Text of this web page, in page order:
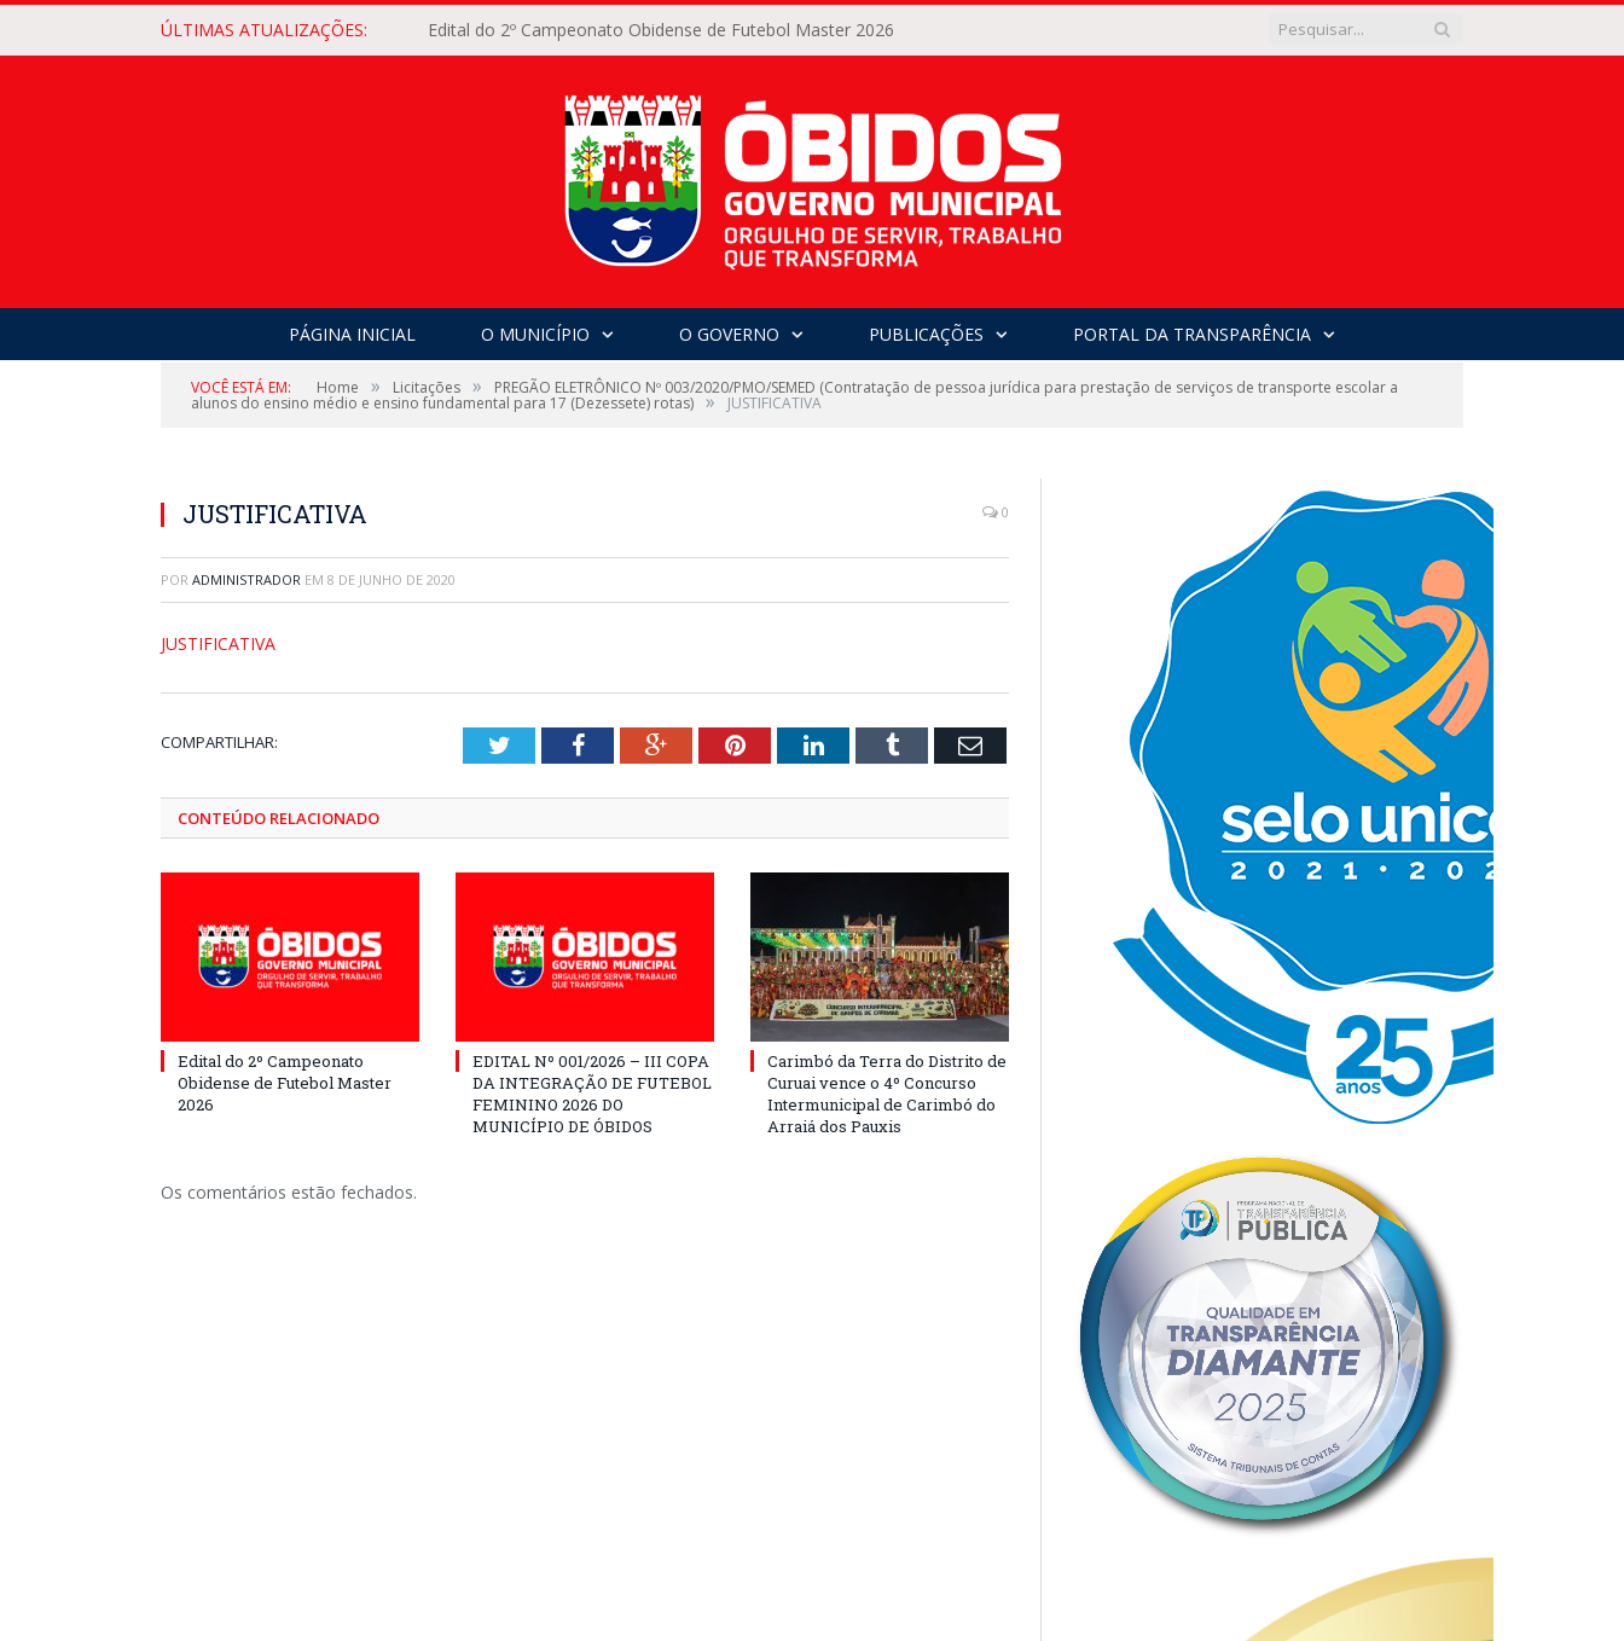
ÚLTIMAS ATUALIZAÇÕES: Edital do 2º Campeonato Obidense de Futebol Master 2026
PÁGINA INICIAL O MUNICÍPIO O GOVERNO PUBLICAÇÕES PORTAL DA TRANSPARÊNCIA
VOCÊ ESTÁ EM: Home » Licitações » PREGÃO ELETRÔNICO Nº 003/2020/PMO/SEMED (Contratação de pessoa jurídica para prestação de serviços de transporte escolar a
alunos do ensino médio e ensino fundamental para 17 (Dezessete) rotas) » JUSTIFICATIVA
JUSTIFICATIVA 0
POR ADMINISTRADOR EM 8 DE JUNHO DE 2020
JUSTIFICATIVA
COMPARTILHAR: TwitterFacebookGoogle+PinterestLinkedInTumblr Email
CONTEÚDO RELACIONADO
Edital do 2º Campeonato
Obidense de Futebol Master
2026
EDITAL Nº 001/2026 – III COPA
DA INTEGRAÇÃO DE FUTEBOL
FEMININO 2026 DO
MUNICÍPIO DE ÓBIDOS
Carimbó da Terra do Distrito de
Curuai vence o 4º Concurso
Intermunicipal de Carimbó do
Arraiá dos Pauxis
Os comentários estão fechados.